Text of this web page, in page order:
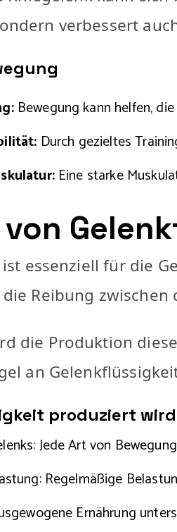
verbessert
Bewegung kann helfen,
Durch gezieltes
Eine starke
von
essenziell für die
Reibung
die Produktion
an
produziert wird
Jede Art von
Regelmäßige
Ernährung